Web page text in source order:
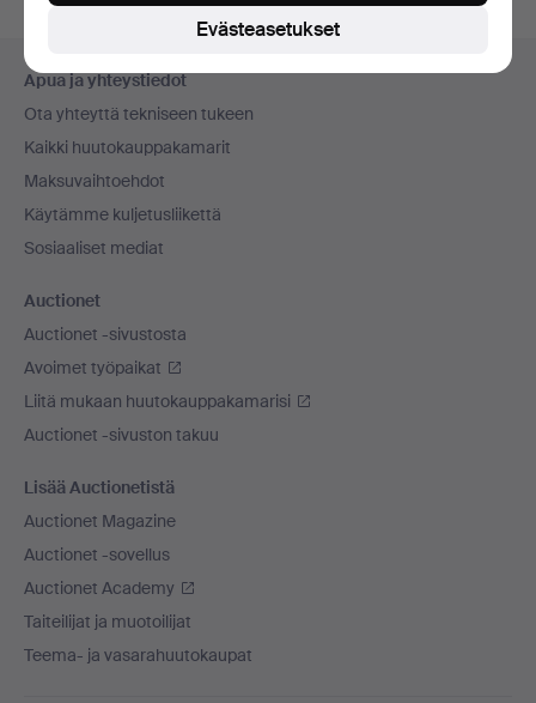
Alatunnistenavigaatio
Apua ja yhteystiedot
Ota yhteyttä tekniseen tukeen
Kaikki huutokauppakamarit
Maksuvaihtoehdot
Käytämme kuljetusliikettä
Sosiaaliset mediat
Auctionet
Auctionet -sivustosta
Avoimet työpaikat
Liitä mukaan huutokauppakamarisi
Auctionet -sivuston takuu
Lisää Auctionetistä
Auctionet Magazine
Auctionet -sovellus
Auctionet Academy
Taiteilijat ja muotoilijat
Teema- ja vasarahuutokaupat
Evästeasetukset